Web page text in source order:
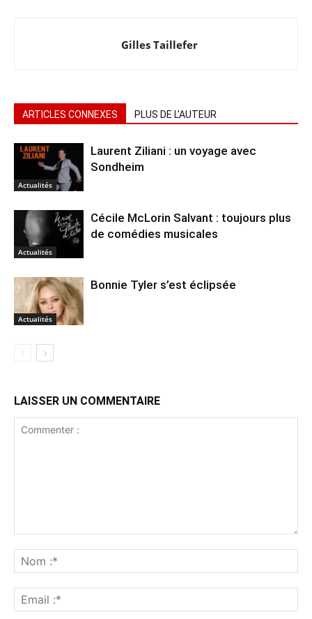
Gilles Taillefer
ARTICLES CONNEXES PLUS DE L'AUTEUR
Actualités
Laurent Ziliani : un voyage avec
Sondheim
Actualités
Cécile McLorin Salvant : toujours plus
de comédies musicales
Actualités
Bonnie Tyler s’est éclipsée
LAISSER UN COMMENTAIRE